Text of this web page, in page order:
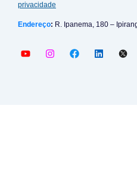
privacidade
Endereço: R. Ipanema, 180 –